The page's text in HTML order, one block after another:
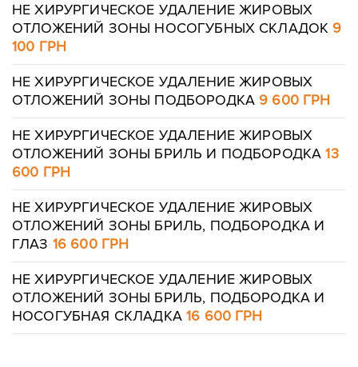
НЕ ХИРУРГИЧЕСКОЕ УДАЛЕНИЕ ЖИРОВЫХ
ОТЛОЖЕНИЙ ЗОНЫ НОСОГУБНЫХ СКЛАДОК 9
100 ГРН
НЕ ХИРУРГИЧЕСКОЕ УДАЛЕНИЕ ЖИРОВЫХ
ОТЛОЖЕНИЙ ЗОНЫ ПОДБОРОДКА 9 600 ГРН
НЕ ХИРУРГИЧЕСКОЕ УДАЛЕНИЕ ЖИРОВЫХ
ОТЛОЖЕНИЙ ЗОНЫ БРИЛЬ И ПОДБОРОДКА13
600 ГРН
НЕ ХИРУРГИЧЕСКОЕ УДАЛЕНИЕ ЖИРОВЫХ
ОТЛОЖЕНИЙ ЗОНЫ БРИЛЬ, ПОДБОРОДКА И
ГЛАЗ 16 600 ГРН
НЕ ХИРУРГИЧЕСКОЕ УДАЛЕНИЕ ЖИРОВЫХ
ОТЛОЖЕНИЙ ЗОНЫ БРИЛЬ, ПОДБОРОДКА И
НОСОГУБНАЯ СКЛАДКА16 600 ГРН
Сообщение
Сообщение
Отправить